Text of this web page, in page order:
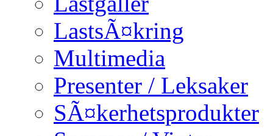
LastsÃ¤kring
Multimedia
Presenter / Leksaker
SÃ¤kerhetsprodukter